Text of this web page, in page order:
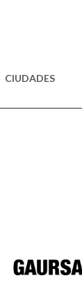
CIUDADES
GAURSA